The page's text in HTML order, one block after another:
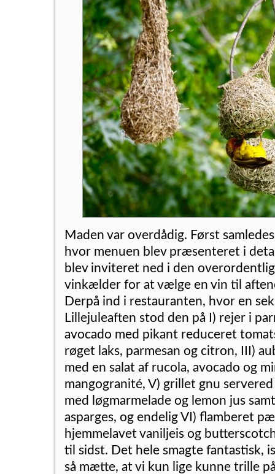
Maden var overdådig. Først
hvor menuen blev præsenteret i
blev inviteret ned i den
vinkælder for at vælge en vin til
Derpå ind i restauranten, hvor en
Lillejuleaften stod den på I) rejer i
avocado med pikant reduceret
røget laks, parmesan og citron, III)
med en salat af rucola, avocado og
mangogranité, V) grillet gnu
med løgmarmelade og lemon jus
asparges, og endelig VI) flamberet
hjemmelavet vaniljeis og
til sidst. Det hele smagte fantastisk,
så mætte, at vi kun lige kunne trille